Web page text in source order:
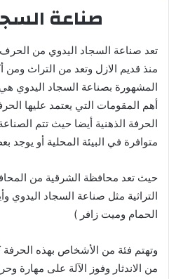
صناعة
تعد صناعة السجاد اليدوي من الحرف
منذ قديم الازل وتعد من التراث
المشهورة بصناعة السجاد اليدوي
أهم المقومات التي يعتمد عليها
الحرفة الذهنية أيضا حيث تتم
متوافرة في البيئة المحلية أو يوجد
حيث تعد محافظة الشرقية من
التراثية مثل صناعة السجاد اليدوي
الحمام وميت زافر )
وتهتم فئة من الأشخاص بهذه الحرفة
من الاندثار وفوز الآلة على مهارة